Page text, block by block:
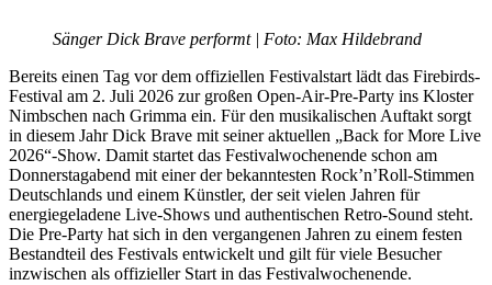
Sänger Dick Brave performt | Foto: Max Hildebrand
Bereits einen Tag vor dem offiziellen Festivalstart lädt das Firebirds-
Festival am 2. Juli 2026 zur großen Open-Air-Pre-Party ins Kloster
Nimbschen nach Grimma ein. Für den musikalischen Auftakt sorgt
in diesem Jahr Dick Brave mit seiner aktuellen „Back for More Live
2026“-Show. Damit startet das Festivalwochenende schon am
Donnerstagabend mit einer der bekanntesten Rock’n’Roll-Stimmen
Deutschlands und einem Künstler, der seit vielen Jahren für
energiegeladene Live-Shows und authentischen Retro-Sound steht.
Die Pre-Party hat sich in den vergangenen Jahren zu einem festen
Bestandteil des Festivals entwickelt und gilt für viele Besucher
inzwischen als offizieller Start in das Festivalwochenende.